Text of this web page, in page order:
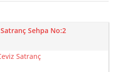
Sehpa No:2